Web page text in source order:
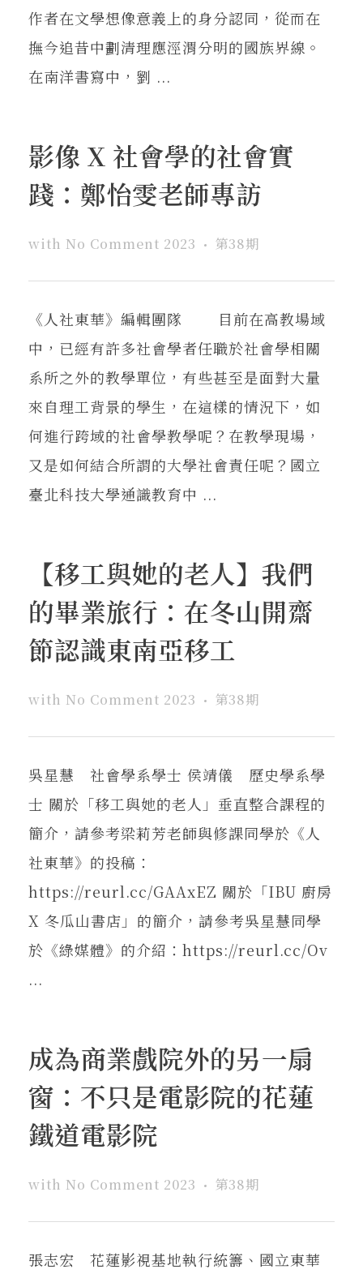
作者在文學想像意義上的身分認同，從而在
撫今追昔中劃清理應涇渭分明的國族界線。
在南洋書寫中，劉 ...
影像 X 社會學的社會實
踐：鄭怡雯老師專訪
with No Comment 2023 第38期
《人社東華》編輯團隊 目前在高教場域
中，已經有許多社會學者任職於社會學相關
系所之外的教學單位，有些甚至是面對大量
來自理工背景的學生，在這樣的情況下，如
何進行跨域的社會學教學呢？在教學現場，
又是如何結合所謂的大學社會責任呢？國立
臺北科技大學通識教育中 ...
【移工與她的老人】我們
的畢業旅行：在冬山開齋
節認識東南亞移工
with No Comment 2023 第38期
吳星慧 社會學系學士 侯靖儀 歷史學系學
士 關於「移工與她的老人」垂直整合課程的
簡介，請參考梁莉芳老師與修課同學於《人
社東華》的投稿：
https://reurl.cc/GAAxEZ 關於「IBU 廚房
X 冬瓜山書店」的簡介，請參考吳星慧同學
於《綠媒體》的介紹：https://reurl.cc/Ov
...
成為商業戲院外的另一扇
窗：不只是電影院的花蓮
鐵道電影院
with No Comment 2023 第38期
張志宏 花蓮影視基地執行統籌、國立東華